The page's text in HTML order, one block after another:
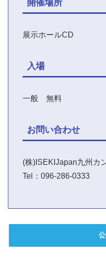
開催場所
展示ホールCD
入場
一般 無料
お問い合わせ
(株)ISEKIJapan九州カ
Tel：096-286-0333